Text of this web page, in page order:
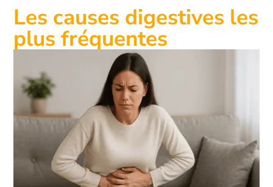
Les causes digestives les
plus fréquentes